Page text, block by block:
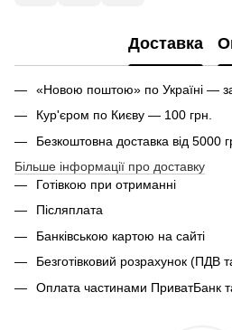
Доставка
«Новою поштою» по Україні —
Кур'єром по Києву — 100 грн.
Безкоштовна доставка від 5000
Більше інформації про доставку
Готівкою при отриманні
Післяплата
Банківською картою на сайті
Безготівковий розрахунок (ПДВ
Оплата частинами ПриватБанк